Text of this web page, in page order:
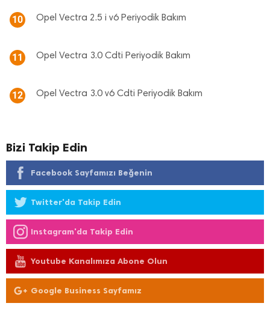
10 Opel Vectra 2.5 i v6 Periyodik Bakım
11 Opel Vectra 3.0 Cdti Periyodik Bakım
12 Opel Vectra 3.0 v6 Cdti Periyodik Bakım
Bizi Takip Edin
Facebook Sayfamızı Beğenin
Twitter'da Takip Edin
Instagram'da Takip Edin
Youtube Kanalımıza Abone Olun
Google Business Sayfamız